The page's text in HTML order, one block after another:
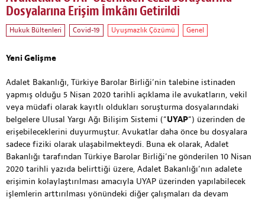
Dosyalarına Erişim İmkânı Getirildi
Hukuk Bültenleri Covid-19 Uyuşmazlık Çözümü Genel
Yeni Gelişme
Adalet Bakanlığı, Türkiye Barolar Birliği’nin talebine istinaden
yapmış olduğu 5 Nisan 2020 tarihli açıklama ile avukatların, vekil
veya müdafi olarak kayıtlı oldukları soruşturma dosyalarındaki
belgelere Ulusal Yargı Ağı Bilişim Sistemi (“UYAP“) üzerinden de
erişebileceklerini duyurmuştur. Avukatlar daha önce bu dosyalara
sadece fiziki olarak ulaşabilmekteydi. Buna ek olarak, Adalet
Bakanlığı tarafından Türkiye Barolar Birliği’ne gönderilen 10 Nisan
2020 tarihli yazıda belirttiği üzere, Adalet Bakanlığı’nın adalete
erişimin kolaylaştırılması amacıyla UYAP üzerinden yapılabilecek
işlemlerin arttırılması yönündeki diğer çalışmaları da devam